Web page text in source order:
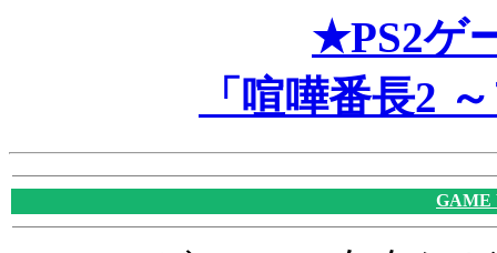
★PS2ゲ
「喧嘩番長2
GAME